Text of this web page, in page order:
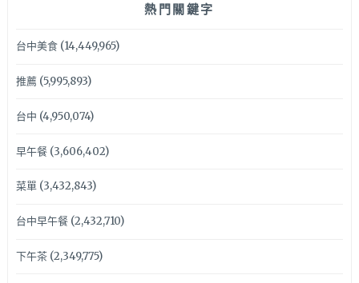
熱門關鍵字
台中美食(14,449,965)
推薦(5,995,893)
台中 (4,950,074)
早午餐(3,606,402)
菜單(3,432,843)
台中早午餐(2,432,710)
下午茶(2,349,775)